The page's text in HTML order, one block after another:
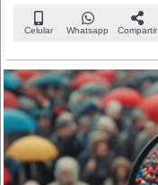
Celular Whatsapp Compartir